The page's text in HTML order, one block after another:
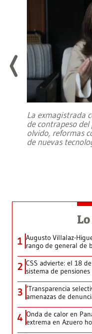
La exmagistrada
de contrapeso
olvido, reformas
de nuevas
1 Augusto Villalaz-
rango de general de
2 CSS advierte: el 18
sistema de pensiones
3 ‘Transparencia
amenazas de
4 Onda de calor en
extrema en Azuero